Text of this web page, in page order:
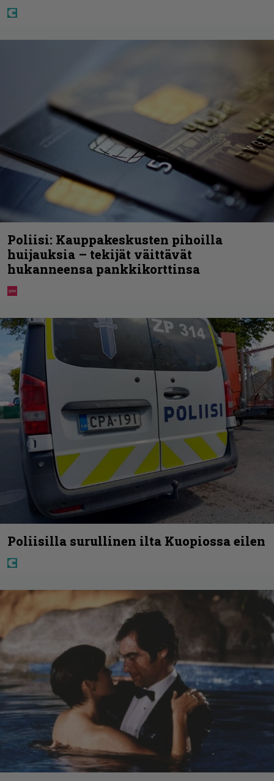
Poliisi: Kauppakeskusten pihoilla
huijauksia – tekijät väittävät
hukanneensa pankkikorttinsa
Poliisilla surullinen ilta Kuopiossa eilen